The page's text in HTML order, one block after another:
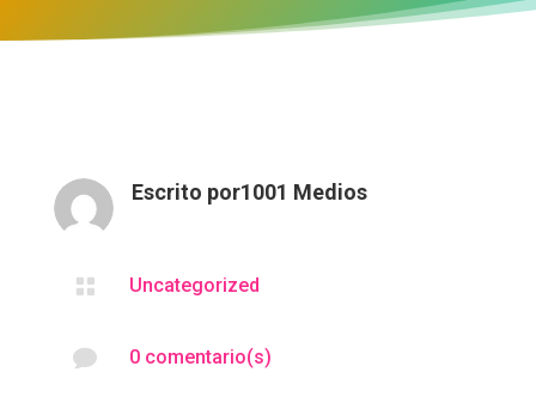
Escrito por1001 Medios
 Uncategorized
 0 comentario(s)